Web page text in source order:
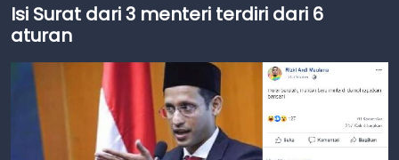
Isi Surat dari 3 menteri terdiri dari 6
aturan